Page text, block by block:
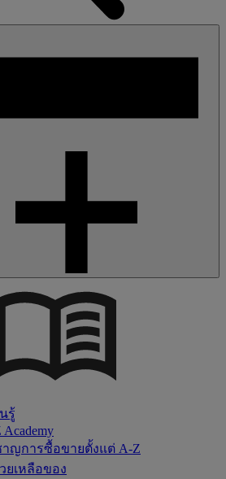
รู้
Academy
าญการซื้อขายตั้งแต่ A-Z
ยเหลือของ